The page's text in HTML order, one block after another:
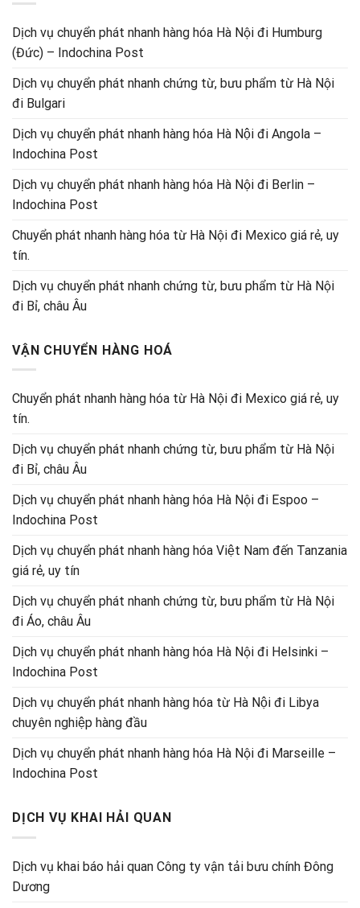
Dịch vụ chuyển phát nhanh hàng hóa Hà Nội đi Humburg
(Đức) – Indochina Post
Dịch vụ chuyển phát nhanh chứng từ, bưu phẩm từ Hà Nội
đi Bulgari
Dịch vụ chuyển phát nhanh hàng hóa Hà Nội đi Angola –
Indochina Post
Dịch vụ chuyển phát nhanh hàng hóa Hà Nội đi Berlin –
Indochina Post
Chuyển phát nhanh hàng hóa từ Hà Nội đi Mexico giá rẻ, uy
tín.
Dịch vụ chuyển phát nhanh chứng từ, bưu phẩm từ Hà Nội
đi Bỉ, châu Âu
VẬN CHUYỂN HÀNG HOÁ
Chuyển phát nhanh hàng hóa từ Hà Nội đi Mexico giá rẻ, uy
tín.
Dịch vụ chuyển phát nhanh chứng từ, bưu phẩm từ Hà Nội
đi Bỉ, châu Âu
Dịch vụ chuyển phát nhanh hàng hóa Hà Nội đi Espoo –
Indochina Post
Dịch vụ chuyển phát nhanh hàng hóa Việt Nam đến Tanzania
giá rẻ, uy tín
Dịch vụ chuyển phát nhanh chứng từ, bưu phẩm từ Hà Nội
đi Áo, châu Âu
Dịch vụ chuyển phát nhanh hàng hóa Hà Nội đi Helsinki –
Indochina Post
Dịch vụ chuyển phát nhanh hàng hóa từ Hà Nội đi Libya
chuyên nghiệp hàng đầu
Dịch vụ chuyển phát nhanh hàng hóa Hà Nội đi Marseille –
Indochina Post
DỊCH VỤ KHAI HẢI QUAN
Dịch vụ khai báo hải quan Công ty vận tải bưu chính Đông
Dương